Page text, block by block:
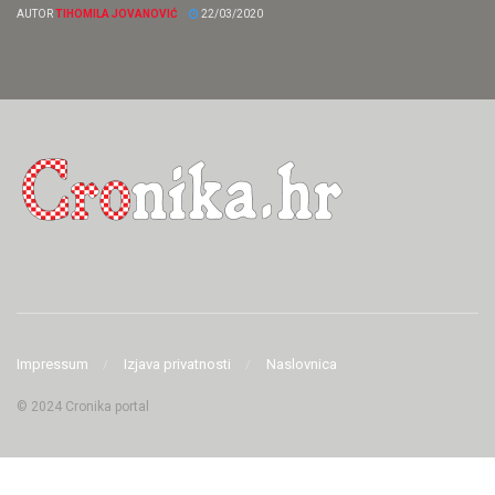
AUTORTIHOMILA JOVANOVIĆ 22/03/2020
Impressum Izjava privatnosti Naslovnica
© 2024 Cronika portal